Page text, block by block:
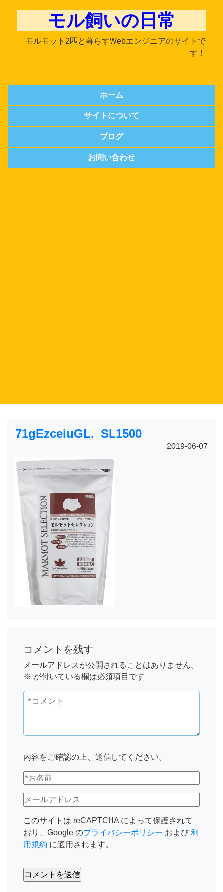
モル飼いの日常
モルモット2匹と暮らすWebエンジニアのサイトで
す！
ホーム
サイトについて
ブログ
お問い合わせ
71gEzceiuGL._SL1500_
2019-06-07
コメントを残す
メールアドレスが公開されることはありません。
※ が付いている欄は必須項目です
内容をご確認の上、送信してください。
このサイトは reCAPTCHA によって保護されて
おり、Google のプライバシーポリシー および 利
用規約 に適用されます。